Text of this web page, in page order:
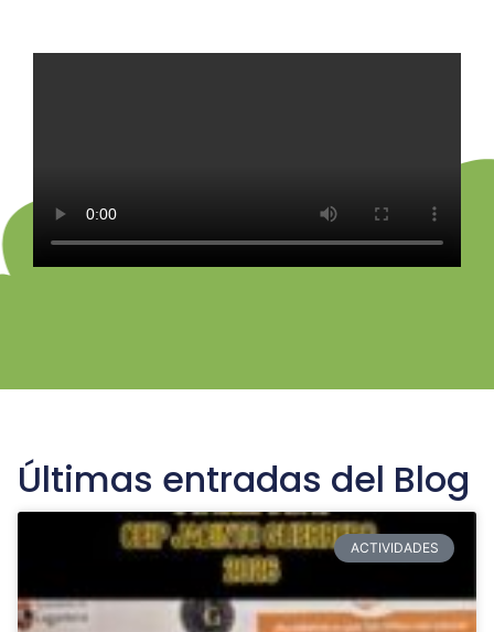
Últimas entradas del Blog
ACTIVIDADES